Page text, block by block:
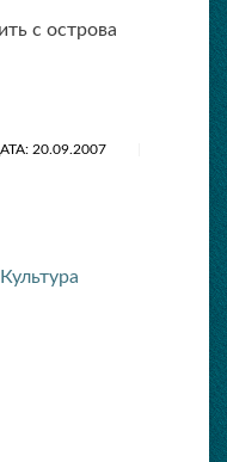
с острова
20.09.2007
Культура